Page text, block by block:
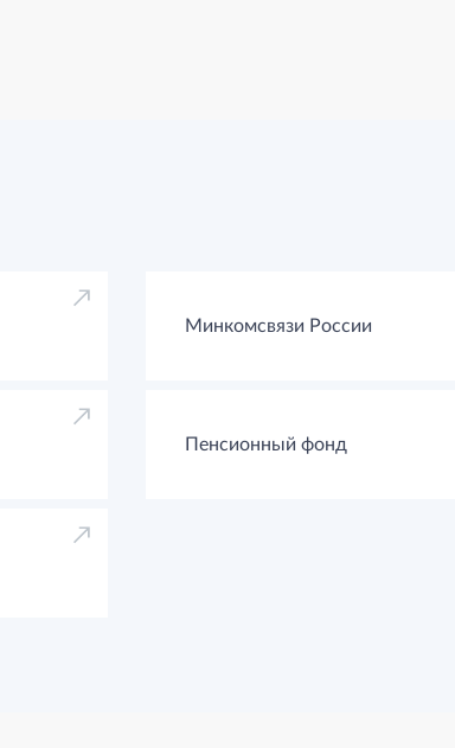
Минкомсвязи России
Пенсионный фонд